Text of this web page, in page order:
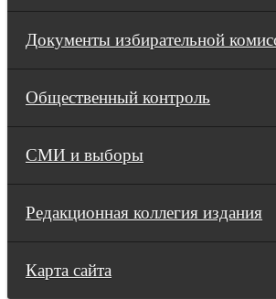
Документы избирательной
Общественный контроль
СМИ и выборы
Редакционная коллегия издания
Карта сайта